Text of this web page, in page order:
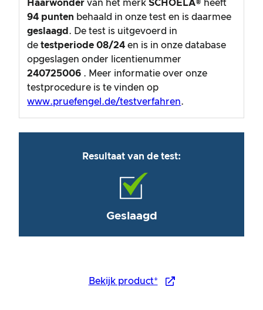
Haarwonder van het merkSCHOELA® heeft
94 punten behaald in onze test en is daarmee
geslaagd . De test is uitgevoerd in
detestperiode 08/24 en is in onze database
opgeslagen onder licentienummer
240725006 . Meer informatie over onze
testprocedure is te vinden op
www.pruefengel.de/testverfahren.
Resultaat van de test:
Geslaagd
Bekijk product*